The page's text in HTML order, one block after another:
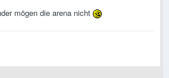
mögen die arena nicht